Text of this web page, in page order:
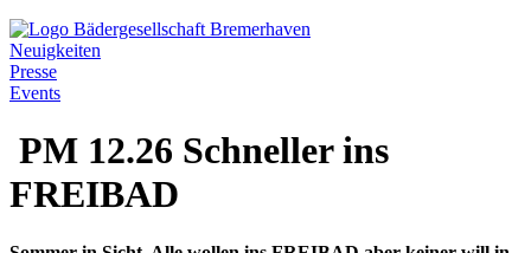
Neuigkeiten
Presse
Events
PM 12.26 Schneller ins
FREIBAD